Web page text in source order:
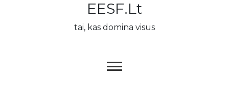
EESF.lt
tai, kas domina visus